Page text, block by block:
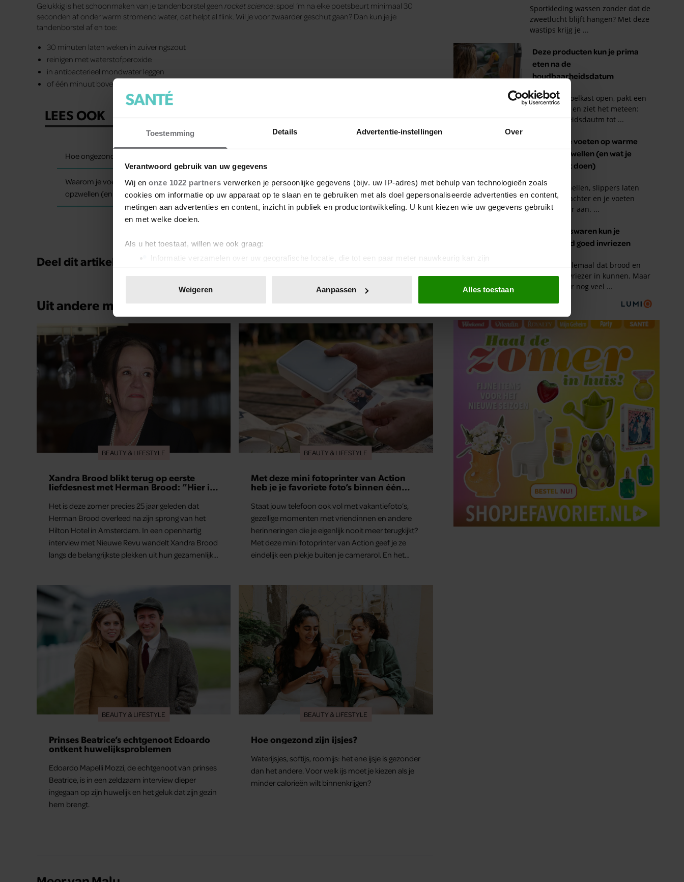
Toestemming Details Advertentie-instellingen Over
Verantwoord gebruik van uw gegevens
Wij en onze 1022 partners verwerken je persoonlijke gegevens (bijv. uw IP-adres) met behulp van technologieën zoals
cookies om informatie op uw apparaat op te slaan en te gebruiken met als doel gepersonaliseerde advertenties en content,
metingen aan advertenties en content, inzicht in publiek en productontwikkeling. U kunt kiezen wie uw gegevens gebruikt
en met welke doelen.
Als u het toestaat, willen we ook graag:
Informatie verzamelen over uw geografische locatie, die tot een paar meter nauwkeurig kan zijn
Uw apparaat identificeren door het actief te scannen op specifieke eigenschappen (fingerprinting)
toestemming op elk moment wijzigen of intrekken in de Cookieverklaring.
We gebruiken cookies om content en advertenties te personaliseren, om functies voor social media te bieden en om ons
websiteverkeer te analyseren. Ook delen we informatie over uw gebruik van onze site met onze partners voor social
media, adverteren en analyse. Deze partners kunnen deze gegevens combineren met andere informatie die u aan ze heeft
verstrekt of die ze hebben verzameld op basis van uw gebruik van hun services. U gaat akkoord met onze cookies als u
onze website blijft gebruiken.
Weigeren Aanpassen Alles toestaan
Gelukkig is het schoonmaken van je tandenborstel geen rocket science: spoel ‘m na elke poetsbeurt minimaal 30
seconden af onder warm stromend water, dat helpt al flink. Wil je voor zwaarder geschut gaan? Dan kun je je
tandenborstel af en toe:
30 minuten laten weken in zuiveringszout
reinigen met waterstofperoxide
in antibacterieel mondwater leggen
of één minuut boven hete stoom houden
LEES OOK
Hoe ongezond zijn ijsjes?
Waarom je voeten op warme dagen
opzwellen (en wat je eraan kunt doen)
je ‘m in huis hebt
Deze producten kun je beter als huismerk
kopen (en deze juist niet)
Deel dit artikel op social media!
Uit andere media
BEAUTY & LIFESTYLE
Xandra Brood blikt terug op eerste
liefdesnest met Herman Brood: “Hier is
Het is deze zomer precies 25 jaar geleden dat
Herman Brood overleed na zijn sprong van het
Hilton Hotel in Amsterdam. In een openhartig
interview met Nieuwe Revu wandelt Xandra Brood
langs de belangrijkste plekken uit hun gezamenlijke
herinneringen op. Daar begon hun leven samen
en werd dochter Lola geboren.
BEAUTY & LIFESTYLE
Met deze mini fotoprinter van Action
heb je je favoriete foto’s binnen één
Staat jouw telefoon ook vol met vakantiefoto’s,
gezellige momenten met vriendinnen en andere
herinneringen die je eigenlijk nooit meer terugkijkt?
Met deze mini fotoprinter van Action geef je ze
eindelijk een plekje buiten je camerarol. En het
BEAUTY & LIFESTYLE
Prinses Beatrice’s echtgenoot Edoardo
ontkent huwelijksproblemen
Edoardo Mapelli Mozzi, de echtgenoot van prinses
Beatrice, is in een zeldzaam interview dieper
ingegaan op zijn huwelijk en het geluk dat zijn gezin
hem brengt.
BEAUTY & LIFESTYLE
Hoe ongezond zijn ijsjes?
Waterijsjes, softijs, roomijs: het ene ijsje is gezonder
dan het andere. Voor welk ijs moet je kiezen als je
minder calorieën wilt binnenkrijgen?